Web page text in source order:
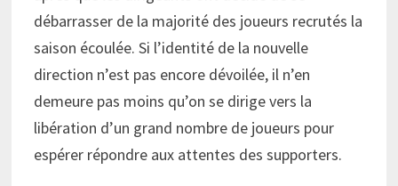
débarrasser de la majorité des joueurs recrutés la
saison écoulée. Si l’identité de la nouvelle
direction n’est pas encore dévoilée, il n’en
demeure pas moins qu’on se dirige vers la
libération d’un grand nombre de joueurs pour
espérer répondre aux attentes des supporters.